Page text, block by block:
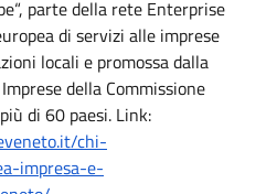
parte della rete Enterprise
di servizi alle imprese
locali e promossa dalla
della Commissione
di 60 paesi. Link:
chi-
impresa-e-